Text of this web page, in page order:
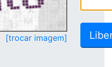
[trocar imagem]